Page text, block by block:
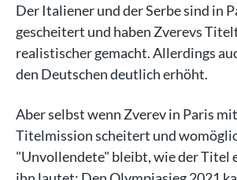
Der Italiener und der Serbe sind in
gescheitert und haben Zverevs
realistischer gemacht. Allerdings
den Deutschen deutlich erhöht.
Aber selbst wenn Zverev in Paris
Titelmission scheitert und
"Unvollendete" bleibt, wie der Titel